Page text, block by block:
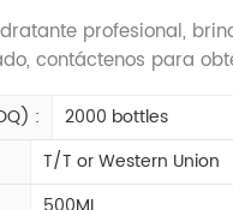
profesional,
contáctenos para
:
2000 bottles
T/T or Western Union